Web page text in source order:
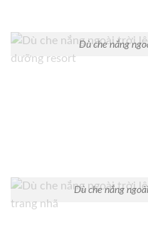
Dù che nắng
Dù che nắng